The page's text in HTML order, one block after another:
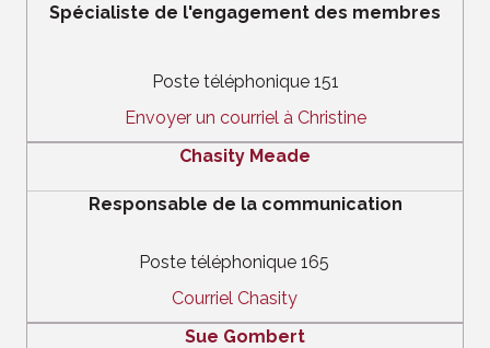
Spécialiste de l'engagement des membres
Poste téléphonique 151
Envoyer un courriel à Christine
Chasity Meade
Responsable de la communication
Poste téléphonique 165
Courriel Chasity
Sue Gombert